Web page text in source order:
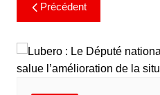
Précédent